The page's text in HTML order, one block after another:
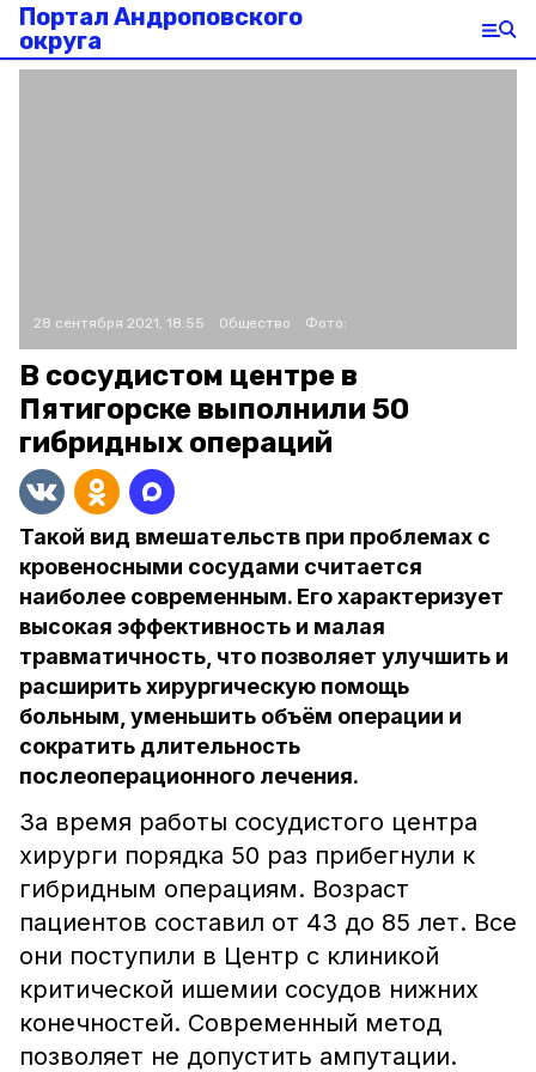
Портал Андроповского
округа
28 сентября 2021, 18:55 Общество Фото:
В сосудистом центре в
Пятигорске выполнили 50
гибридных операций
Такой вид вмешательств при проблемах с
кровеносными сосудами считается
наиболее современным. Его характеризует
высокая эффективность и малая
травматичность, что позволяет улучшить и
расширить хирургическую помощь
больным, уменьшить объём операции и
сократить длительность
послеоперационного лечения.
За время работы сосудистого центра
хирурги порядка 50 раз прибегнули к
гибридным операциям. Возраст
пациентов составил от 43 до 85 лет. Все
они поступили в Центр с клиникой
критической ишемии сосудов нижних
конечностей. Современный метод
позволяет не допустить ампутации.